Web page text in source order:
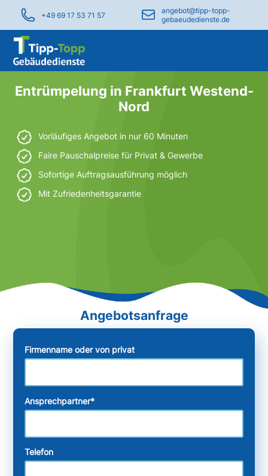
+49 69 17 53 71 57
angebot@tipp-topp-
gebaeudedienste.de
Entrümpelung in Frankfurt Westend-
Nord
Vorläufiges Angebot in nur 60 Minuten
Faire Pauschalpreise für Privat & Gewerbe
Sofortige Auftragsausführung möglich
Mit Zufriedenheitsgarantie
Firmenname oder von privat
Ansprechpartner*
Telefon